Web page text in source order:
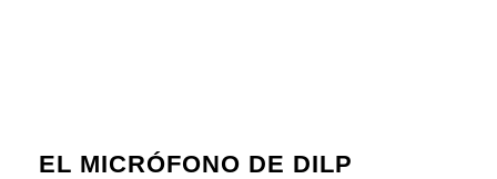
EL MICRÓFONO DE DILP